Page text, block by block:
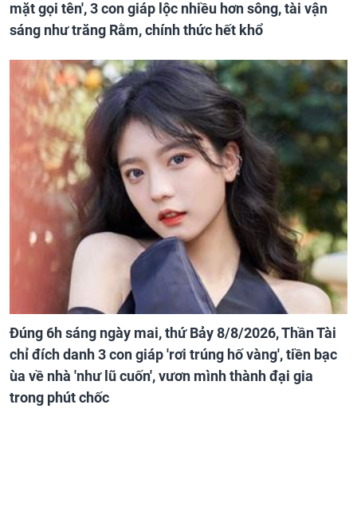
mặt gọi tên', 3 con giáp lộc nhiều hơn sông, tài vận
sáng như trăng Rằm, chính thức hết khổ
Đúng 6h sáng ngày mai, thứ Bảy 8/8/2026, Thần Tài
chỉ đích danh 3 con giáp 'rơi trúng hố vàng', tiền bạc
ùa về nhà 'như lũ cuốn', vươn mình thành đại gia
trong phút chốc